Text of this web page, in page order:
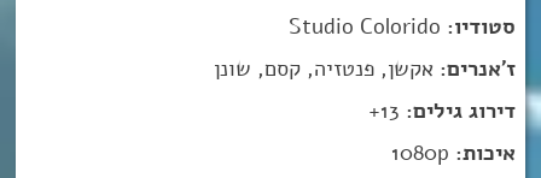
סטודיו:
ז'אנרים: אקשן, פנטזיה, קסם, שונן
דירוג גילים:
איכות: